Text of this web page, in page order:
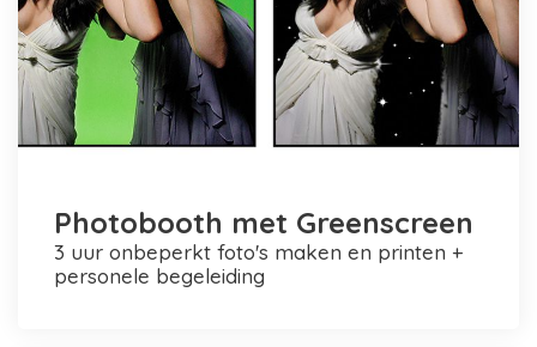
Photobooth met Greenscreen
3 uur onbeperkt foto's maken en printen +
personele begeleiding